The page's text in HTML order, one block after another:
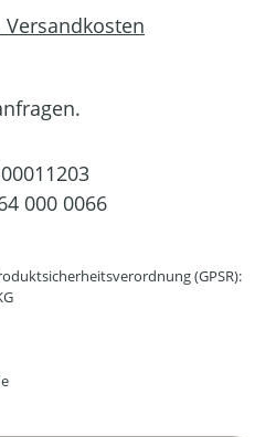
Versandkosten
000 0066
(GPSR):